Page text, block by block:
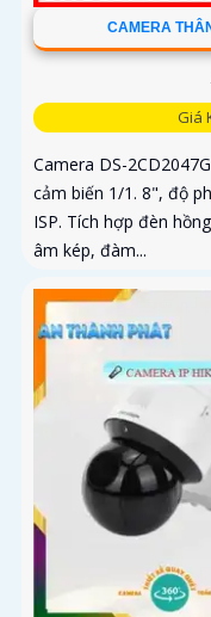
CAMERA
Giá
Camera DS-
cảm biến 1/1. 8", độ
ISP. Tích hợp đèn
âm kép, đàm...